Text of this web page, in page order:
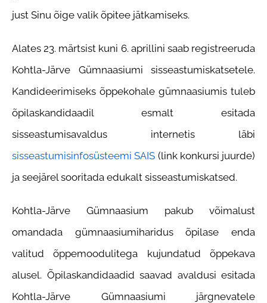
just Sinu õige valik õpitee jätkamiseks.
Alates 23. märtsist kuni 6. aprillini saab registreeruda
Kohtla-Järve Gümnaasiumi sisseastumiskatsetele.
Kandideerimiseks õppekohale gümnaasiumis tuleb
õpilaskandidaadil esmalt esitada
sisseastumisavaldus internetis läbi
sisseastumisinfosüsteemi SAIS (link konkursi juurde)
ja seejärel sooritada edukalt sisseastumiskatsed.
Kohtla-Järve Gümnaasium pakub võimalust
omandada gümnaasiumiharidus õpilase enda
valitud õppemoodulitega kujundatud õppekava
alusel. Õpilaskandidaadid saavad avaldusi esitada
Kohtla-Järve Gümnaasiumi järgnevatele